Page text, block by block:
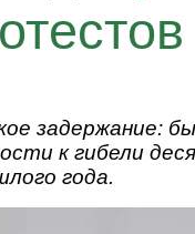
задержание:
к гибели
года.